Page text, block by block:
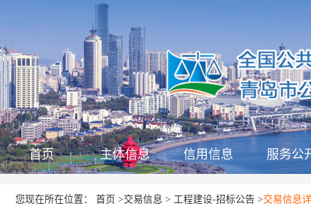
首页 主体信息 信用信息 服务公
您现在所在位置： 首页 >交易信息 > 工程建设-招标公告 >交易信息